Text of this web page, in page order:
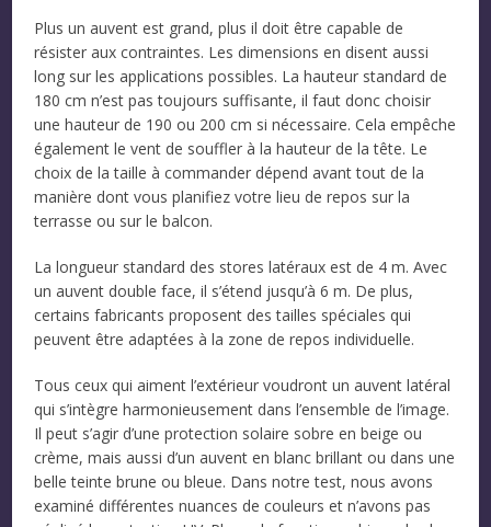
Plus un auvent est grand, plus il doit être capable de
résister aux contraintes. Les dimensions en disent aussi
long sur les applications possibles. La hauteur standard de
180 cm n’est pas toujours suffisante, il faut donc choisir
une hauteur de 190 ou 200 cm si nécessaire. Cela empêche
également le vent de souffler à la hauteur de la tête. Le
choix de la taille à commander dépend avant tout de la
manière dont vous planifiez votre lieu de repos sur la
terrasse ou sur le balcon.
La longueur standard des stores latéraux est de 4 m. Avec
un auvent double face, il s’étend jusqu’à 6 m. De plus,
certains fabricants proposent des tailles spéciales qui
peuvent être adaptées à la zone de repos individuelle.
Tous ceux qui aiment l’extérieur voudront un auvent latéral
qui s’intègre harmonieusement dans l’ensemble de l’image.
Il peut s’agir d’une protection solaire sobre en beige ou
crème, mais aussi d’un auvent en blanc brillant ou dans une
belle teinte brune ou bleue. Dans notre test, nous avons
examiné différentes nuances de couleurs et n’avons pas